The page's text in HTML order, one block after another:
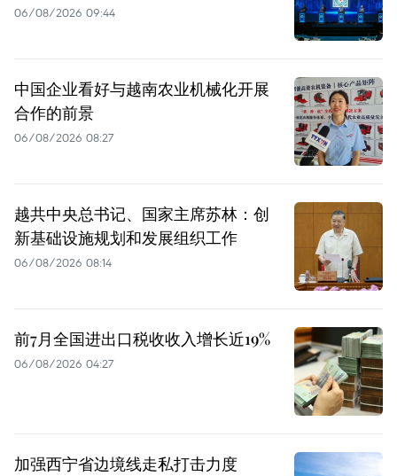
06/08/2026 09:44
中国企业看好与越南农业机械化开展
合作的前景
06/08/2026 08:27
越共中央总书记、国家主席苏林：创
新基础设施规划和发展组织工作
06/08/2026 08:14
前7月全国进出口税收收入增长近19%
06/08/2026 04:27
加强西宁省边境线走私打击力度